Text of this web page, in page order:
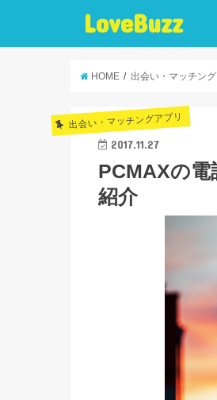
LoveBuzz
HOME 出会い・マッチング
出会い・マッチングアプリ
2017.11.27
PCMAXの電
紹介